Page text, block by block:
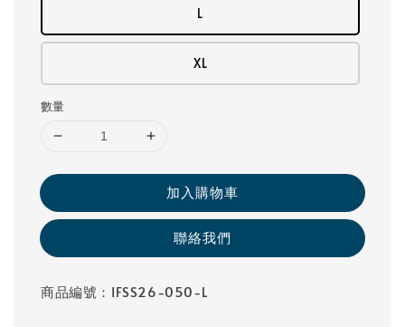
L
XL
數量
加入購物車
聯絡我們
商品編號：IFSS26-050-L